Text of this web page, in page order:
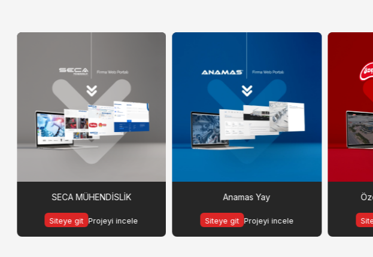
SECA MÜHENDİSLİK
Siteye git Projeyi incele
Anamas Yay
Siteye git Projeyi incele